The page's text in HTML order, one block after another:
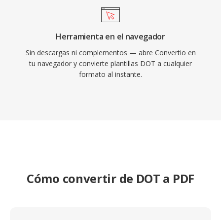
Herramienta en el navegador
Sin descargas ni complementos — abre Convertio en
tu navegador y convierte plantillas DOT a cualquier
formato al instante.
Cómo convertir de DOT a PDF